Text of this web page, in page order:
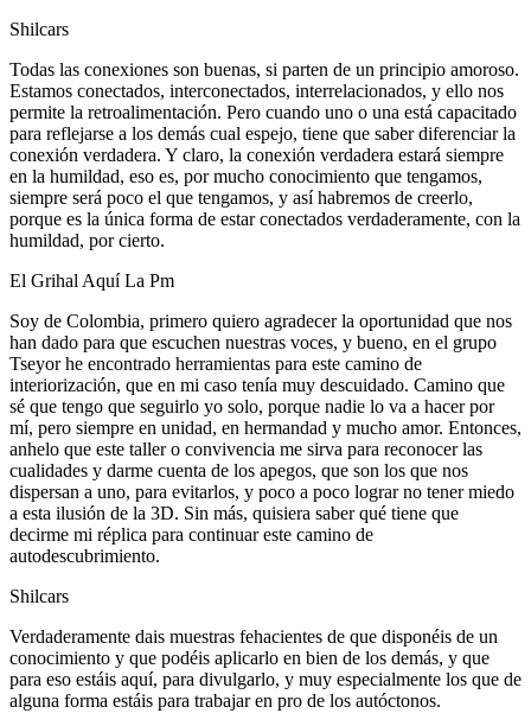
Shilcars
Todas las conexiones son buenas, si parten de un principio amoroso.
Estamos conectados, interconectados, interrelacionados, y ello nos
permite la retroalimentación. Pero cuando uno o una está capacitado
para reflejarse a los demás cual espejo, tiene que saber diferenciar la
conexión verdadera. Y claro, la conexión verdadera estará siempre
en la humildad, eso es, por mucho conocimiento que tengamos,
siempre será poco el que tengamos, y así habremos de creerlo,
porque es la única forma de estar conectados verdaderamente, con la
humildad, por cierto.
El Grihal Aquí La Pm
Soy de Colombia, primero quiero agradecer la oportunidad que nos
han dado para que escuchen nuestras voces, y bueno, en el grupo
Tseyor he encontrado herramientas para este camino de
interiorización, que en mi caso tenía muy descuidado. Camino que
sé que tengo que seguirlo yo solo, porque nadie lo va a hacer por
mí, pero siempre en unidad, en hermandad y mucho amor. Entonces,
anhelo que este taller o convivencia me sirva para reconocer las
cualidades y darme cuenta de los apegos, que son los que nos
dispersan a uno, para evitarlos, y poco a poco lograr no tener miedo
a esta ilusión de la 3D. Sin más, quisiera saber qué tiene que
decirme mi réplica para continuar este camino de
autodescubrimiento.
Shilcars
Verdaderamente dais muestras fehacientes de que disponéis de un
conocimiento y que podéis aplicarlo en bien de los demás, y que
para eso estáis aquí, para divulgarlo, y muy especialmente los que de
alguna forma estáis para trabajar en pro de los autóctonos.